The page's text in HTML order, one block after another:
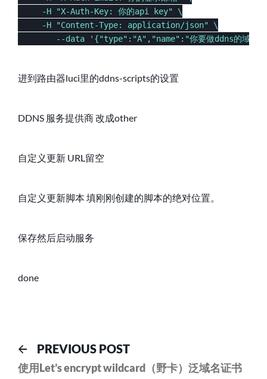
     -H "X-Auth-Key: 你的api key" \
     -H "Content-Type: application/json" \
--data '{"type":"A","name":"你要做ddns的域
进到路由器luci里的ddns-scripts的设置
DDNS 服务提供商 改成other
自定义更新 URL留空
自定义更新脚本 填刚刚创建的脚本的绝对位置。
保存然后启动服务
done
文
章
PREVIOUS POSTPrevious
post:
使用Let’s encrypt wildcard（野卡）泛域名证书